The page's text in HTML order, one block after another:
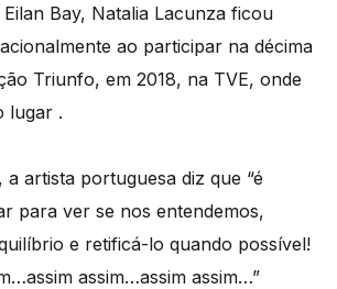
Bay, Natalia Lacunza ficou
ao participar na décima
Triunfo, em 2018, na TVE, onde
lugar .
a artista portuguesa diz que “é
para ver se nos entendemos,
e retificá-lo quando possível!
assim…assim assim…”